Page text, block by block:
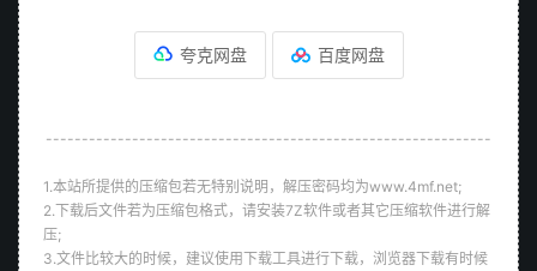
夸克网盘 百度网盘
--------------------------------------------------------------
1.本站所提供的压缩包若无特别说明，解压密码均为www.4mf.net;
2.下载后文件若为压缩包格式，请安装7Z软件或者其它压缩软件进行解
压;
3.文件比较大的时候，建议使用下载工具进行下载，浏览器下载有时候